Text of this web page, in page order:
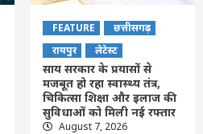
FEATURE
छत्तीसगढ़
रायपुर
लेटेस्ट
साय सरकार के प्रयासों से
मजबूत हो रहा स्वास्थ्य तंत्र,
चिकित्सा शिक्षा और इलाज की
सुविधाओं को मिली नई रफ्तार
August 7, 2026